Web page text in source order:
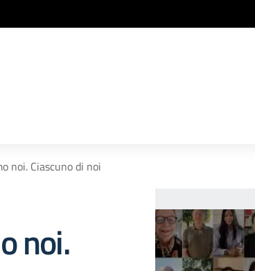
noi. Ciascuno di noi
noi.